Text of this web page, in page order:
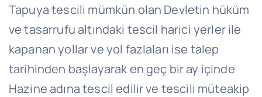
Tapuya tescili mümkün olan Devletin hüküm
ve tasarrufu altındaki tescil harici yerler ile
kapanan yollar ve yol fazlaları ise talep
tarihinden başlayarak en geç bir ay içinde
Hazine adına tescil edilir ve tescili müteakip